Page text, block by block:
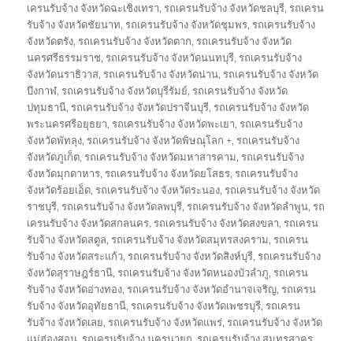
เครนรับจ้าง จังหวัดฉะเชิงเทรา,รถเครนรับจ้าง จังหวัดชลบุรี,รถเครน
รับจ้าง จังหวัดชัยนาท,รถเครนรับจ้าง จังหวัดชุมพร,รถเครนรับจ้าง
จังหวัดตรัง,รถเครนรับจ้าง จังหวัดตาก,รถเครนรับจ้าง จังหวัด
นครศรีธรรมราช,รถเครนรับจ้าง จังหวัดนนทบุรี,รถเครนรับจ้าง
จังหวัดนราธิวาส,รถเครนรับจ้าง จังหวัดน่าน,รถเครนรับจ้าง จังหวัด
บึงกาฬ,รถเครนรับจ้าง จังหวัดบุรีรัมย์,รถเครนรับจ้าง จังหวัด
ปทุมธานี,รถเครนรับจ้าง จังหวัดปราจีนบุรี,รถเครนรับจ้าง จังหวัด
พระนครศรีอยุธยา,รถเครนรับจ้าง จังหวัดพะเยา,รถเครนรับจ้าง
จังหวัดพัทลุง,รถเครนรับจ้าง จังหวัดพิษณุโลก +,รถเครนรับจ้าง
จังหวัดภูเก็ต,รถเครนรับจ้าง จังหวัดมหาสารคาม,รถเครนรับจ้าง
จังหวัดมุกดาหาร,รถเครนรับจ้าง จังหวัดยโสธร,รถเครนรับจ้าง
จังหวัดร้อยเอ็ด,รถเครนรับจ้าง จังหวัดระนอง,รถเครนรับจ้าง จังหวัด
ราชบุรี,รถเครนรับจ้าง จังหวัดลพบุรี,รถเครนรับจ้าง จังหวัดลำพูน,รถ
เครนรับจ้าง จังหวัดสกลนคร,รถเครนรับจ้าง จังหวัดสงขลา,รถเครน
รับจ้าง จังหวัดสตูล,รถเครนรับจ้าง จังหวัดสมุทรสงคราม,รถเครน
รับจ้าง จังหวัดสระแก้ว,รถเครนรับจ้าง จังหวัดสิงห์บุรี,รถเครนรับจ้าง
จังหวัดสุราษฎร์ธานี,รถเครนรับจ้าง จังหวัดหนองบัวลำภู,รถเครน
รับจ้าง จังหวัดอ่างทอง,รถเครนรับจ้าง จังหวัดอำนาจเจริญ,รถเครน
รับจ้าง จังหวัดอุทัยธานี,รถเครนรับจ้าง จังหวัดเพชรบุรี,รถเครน
รับจ้าง จังหวัดเลย,รถเครนรับจ้าง จังหวัดแพร่,รถเครนรับจ้าง จังหวัด
แม่ฮ่องสอน ,รถเครนรับจ้าง นครนายก ,รถเครนรับจ้าง สมุทรสาคร